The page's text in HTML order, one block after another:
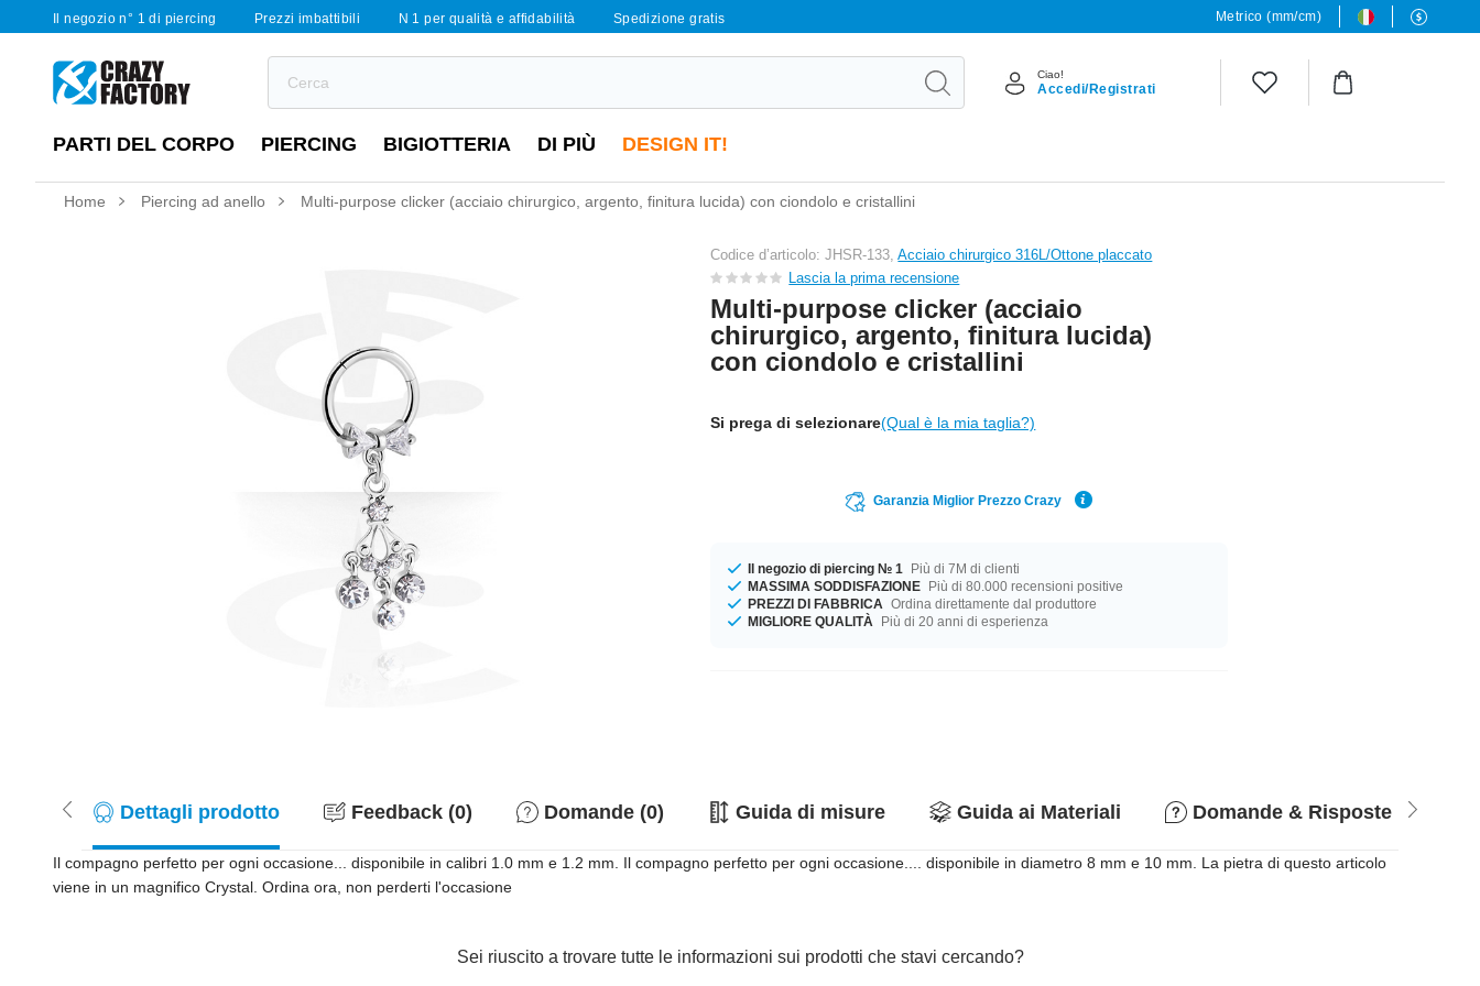
Il negozio n° 1 di piercing Prezzi imbattibili N 1 per qualità e affidabilità Spedizione gratis Metrico (mm/cm)
Ciao!
Accedi/Registrati
PARTI DEL CORPO PIERCING BIGIOTTERIA DI PIÙ DESIGN IT!
Home Piercing ad anello Multi-purpose clicker (acciaio chirurgico, argento, finitura lucida) con ciondolo e cristallini
Codice d’articolo: JHSR-133,Acciaio chirurgico 316L/Ottone placcato
Lascia la prima recensione
Multi-purpose clicker (acciaio
chirurgico, argento, finitura lucida)
con ciondolo e cristallini
Si prega di selezionare(Qual è la mia taglia?)
Garanzia Miglior Prezzo Crazy
Il negozio di piercing № 1
Più di 7M di clienti
MASSIMA SODDISFAZIONE Più di 80.000 recensioni positive
PREZZI DI FABBRICA Ordina direttamente dal produttore
MIGLIORE QUALITÀ
Più di 20 anni di esperienza
Dettagli prodotto Feedback (0) Domande (0) Guida di misure Guida ai Materiali Domande & Risposte
Il compagno perfetto per ogni occasione... disponibile in calibri 1.0 mm e 1.2 mm. Il compagno perfetto per ogni occasione.... disponibile in diametro 8 mm e 10 mm. La pietra di questo articolo
viene in un magnifico Crystal. Ordina ora, non perderti l'occasione
Sei riuscito a trovare tutte le informazioni sui prodotti che stavi cercando?